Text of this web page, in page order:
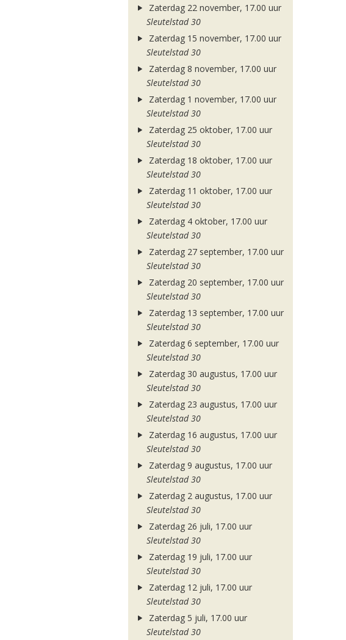
Zaterdag 22 november, 17.00 uur
Sleutelstad 30
Zaterdag 15 november, 17.00 uur
Sleutelstad 30
Zaterdag 8 november, 17.00 uur
Sleutelstad 30
Zaterdag 1 november, 17.00 uur
Sleutelstad 30
Zaterdag 25 oktober, 17.00 uur
Sleutelstad 30
Zaterdag 18 oktober, 17.00 uur
Sleutelstad 30
Zaterdag 11 oktober, 17.00 uur
Sleutelstad 30
Zaterdag 4 oktober, 17.00 uur
Sleutelstad 30
Zaterdag 27 september, 17.00 uur
Sleutelstad 30
Zaterdag 20 september, 17.00 uur
Sleutelstad 30
Zaterdag 13 september, 17.00 uur
Sleutelstad 30
Zaterdag 6 september, 17.00 uur
Sleutelstad 30
Zaterdag 30 augustus, 17.00 uur
Sleutelstad 30
Zaterdag 23 augustus, 17.00 uur
Sleutelstad 30
Zaterdag 16 augustus, 17.00 uur
Sleutelstad 30
Zaterdag 9 augustus, 17.00 uur
Sleutelstad 30
Zaterdag 2 augustus, 17.00 uur
Sleutelstad 30
Zaterdag 26 juli, 17.00 uur
Sleutelstad 30
Zaterdag 19 juli, 17.00 uur
Sleutelstad 30
Zaterdag 12 juli, 17.00 uur
Sleutelstad 30
Zaterdag 5 juli, 17.00 uur
Sleutelstad 30